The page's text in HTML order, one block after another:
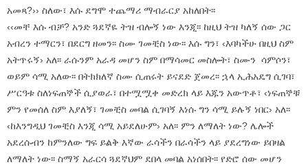
አመጻ?›› ስለው፣ እሱ ደግሞ ተጨማሪ ማብራርያ አከለበት፡፡
‹‹መቸ እሱ ብቻ? አንድ ጓደኛዬ ትዝ ብሎኝ ነው እንጂ፡፡ ከዚህ ትዝ ካለኝ ሰው ጋር
አብረን ተማርን፣ በደርግ ዘመን፡፡ ስሙ ገመቺስ ነው፡፡ እሱ ግን፣ ‹እባካችሁ በዚህ ስም
አትጥሩኝ› አለ፡፡ ራሱንም አራዳ መሆን ስም በማሳመር መስሎት፣ ስሙን ሳምሶን፣
ወይም ሳሚ አለው፡፡ በትክክለኛ ስሙ ሲጠሩት ይናደድ ጀመረ፡፡ ኋላ ኢሕአዴግ ሲገባ፣
ሥርዓቱ ስለነፍጠኞች ሲያወራ፣ በተሟሟቀ መድረክ ላይ እጁን አውጥቶ፣ ‹ነፍጠኞቹ
ምን የመሰለ ስም እያለኝ፣ ገመቺስ መባል ሲገባኝ እነሱ ግን ሳሚ ይሉኝ ነበር› አለ፡፡
‹ከእንግዲህ ገመቺስ እንጂ ሳሚ አይደለሁም› አለ፡፡ ምን ለማለት ነው? ሌሎች
አደረሱብን ከምንለው ግፍ ይልቅ እኛው ራሳችን በራሳችን ላይ ያደረግነው ይበዛል
ለማለት ነው፡፡ ስማኝ አራርሳ ጓደኛህም ደበላ መባል አነሰበት፡፡ የድሮ ሰው መሆን